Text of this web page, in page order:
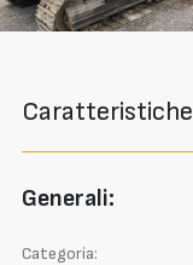
Caratteristiche
Generali:
Categoria: